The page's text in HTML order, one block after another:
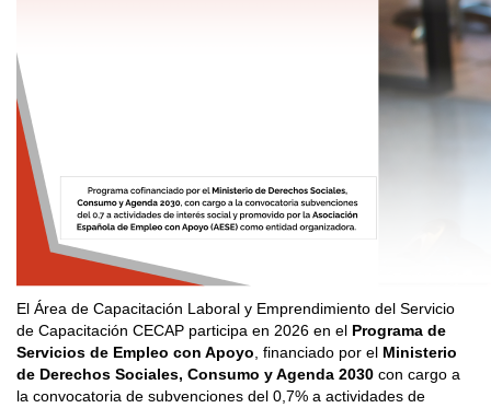
El Área de Capacitación Laboral y Emprendimiento del Servicio
de Capacitación CECAP participa en 2026 en el Programa de
Servicios de Empleo con Apoyo , financiado por el Ministerio
de Derechos Sociales, Consumo y Agenda 2030 con cargo a
la convocatoria de subvenciones del 0,7% a actividades de